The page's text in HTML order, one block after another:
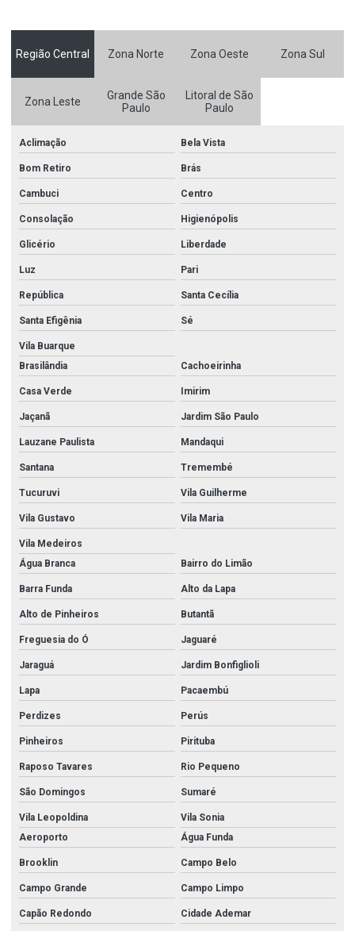
Região Central Zona Norte Zona Oeste Zona Sul
Zona Leste
Grande São
Paulo
Litoral de São
Paulo
Aclimação Bela Vista
Bom Retiro Brás
Cambuci Centro
Consolação Higienópolis
Glicério Liberdade
Luz Pari
República Santa Cecília
Santa Efigênia Sé
Vila Buarque
Brasilândia
Cachoeirinha
Casa Verde Imirim
Jaçanã Jardim São Paulo
Lauzane Paulista Mandaqui
Santana Tremembé
Tucuruvi Vila Guilherme
Vila Gustavo Vila Maria
Vila Medeiros
Água Branca
Bairro do Limão
Barra Funda Alto da Lapa
Alto de Pinheiros Butantã
Freguesia do Ó Jaguaré
Jaraguá Jardim Bonfiglioli
Lapa Pacaembú
Perdizes Perús
Pinheiros Pirituba
Raposo Tavares Rio Pequeno
São Domingos Sumaré
Vila Leopoldina
Vila Sonia
Aeroporto
Água Funda
Brooklin Campo Belo
Campo Grande Campo Limpo
Capão Redondo Cidade Ademar